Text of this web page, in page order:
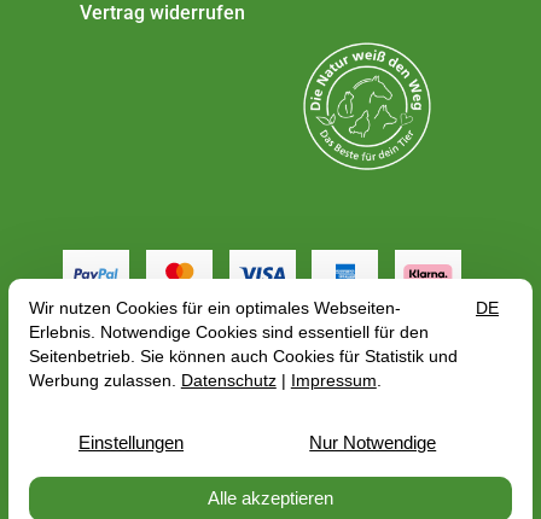
Vertrag widerrufen
Alle Preise gelten inkl. MwSt. zzgl.Versandkosten
abhängig von der Lieferadresse kann sich der
Lieferlandes ändern
© 2026 — PerNaturam GmbH